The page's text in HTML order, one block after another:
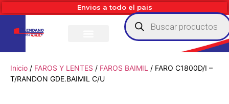
Envios a todo el pais
Inicio / FAROS Y LENTES / FAROS BAIMIL / FARO C1800D/I –
T/RANDON GDE.BAIMIL C/U